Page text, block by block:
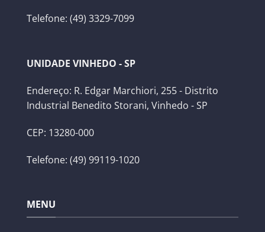
Telefone: (49) 3329-7099
UNIDADE VINHEDO - SP
Endereço: R. Edgar Marchiori, 255 - Distrito
Industrial Benedito Storani, Vinhedo - SP
CEP: 13280-000
Telefone: (49) 99119-1020
MENU